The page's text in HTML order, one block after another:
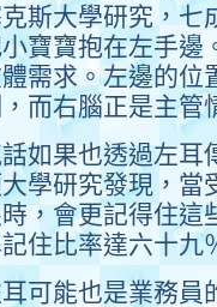
斯大學研究，七
寶寶抱在左手邊
需求。左邊的位
而右腦正是主管
如果也透過左耳
學研究發現，當
，會更記得住這
住比率達六十九
可能也是業務員